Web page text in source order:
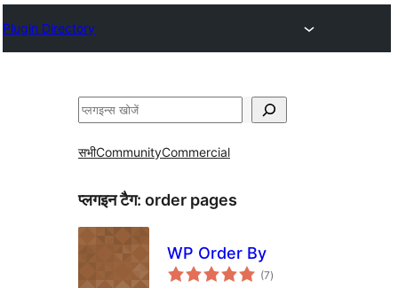
Plugin Directory
खोजें
सभीCommunityCommercial
प्लगइन टैग: order pages
WP Order By
(7कुल
दर)